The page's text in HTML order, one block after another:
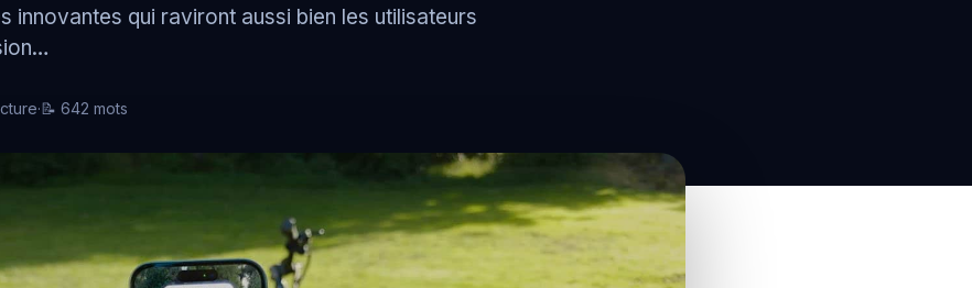
en
PC en location
innovantes qui raviront aussi bien les utilisateurs
·📝 642 mots